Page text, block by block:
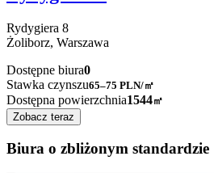
Rydygiera 8
Żoliborz, Warszawa
Dostępne biura0
Stawka czynszu65–75 PLN/㎡
Dostępna powierzchnia1544㎡
Zobacz teraz
Biura o zbliżonym standardzie